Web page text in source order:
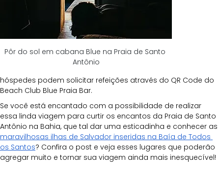
Pôr do sol em cabana Blue na Praia de Santo
Antônio
hóspedes podem solicitar refeições através do QR Code do
Beach Club Blue Praia Bar.
Se você está encantado com a possibilidade de realizar
essa linda viagem para curtir os encantos da Praia de Santo
Antônio na Bahia, que tal dar uma esticadinha e conhecer as
maravilhosas ilhas de Salvador inseridas na Baía de Todos
os Santos? Confira o post e veja esses lugares que poderão
agregar muito e tornar sua viagem ainda mais inesquecível!